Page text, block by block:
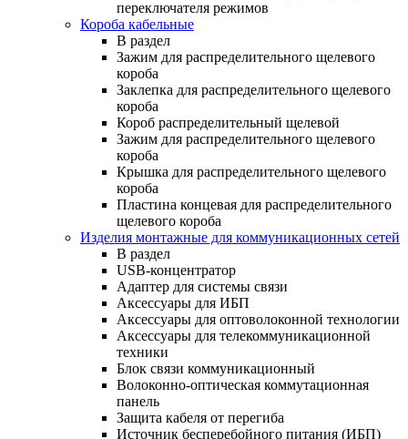
переключателя режимов
Короба кабельные
В раздел
Зажим для распределительного щелевого
короба
Заклепка для распределительного щелевого
короба
Короб распределительный щелевой
Зажим для распределительного щелевого
короба
Крышка для распределительного щелевого
короба
Пластина концевая для распределительного
щелевого короба
Изделия монтажные для коммуникационных сетей
В раздел
USB-концентратор
Адаптер для системы связи
Аксессуары для ИБП
Аксессуары для оптоволоконной технологии
Аксессуары для телекоммуникационной
техники
Блок связи коммуникационный
Волоконно-оптическая коммутационная
панель
Защита кабеля от перегиба
Источник бесперебойного питания (ИБП)